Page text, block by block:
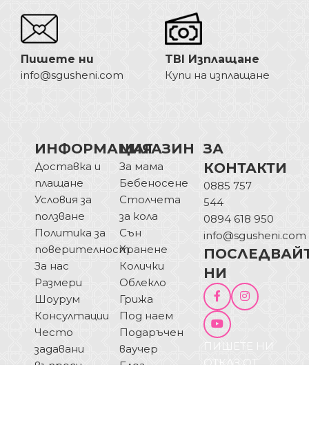
Пишете ни
info@sgusheni.com
TBI Изплащане
Купи на изплащане
ИНФОРМАЦИЯ
Доставка и
плащане
Условия за
ползване
Политика за
поверителност
За нас
Размери
Шоурум
Консултации
Често
задавани
въпроси
МАГАЗИН
За мама
Бебеносене
Столчета
за кола
Сън
Хранене
Колички
Облекло
Грижа
Под наем
Подаръчен
ваучер
Блог
ЗА
КОНТАКТИ
0885 757
544
0894 618 950
info@sgusheni.com
НИ
ОТКАЗ ОТ